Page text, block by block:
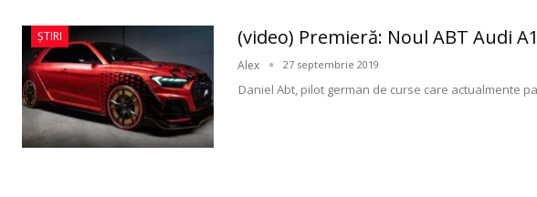
ȘTIRI (video) Premieră: Noul ABT Audi
Alex 27 septembrie 2019
Daniel Abt, pilot german de curse care actualmente